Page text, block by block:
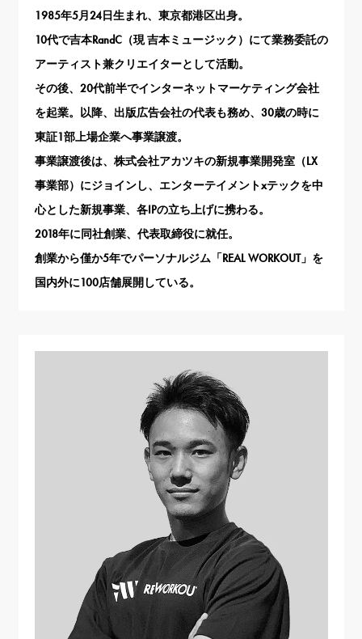
1985年5月24日生まれ、東京都港区出身。
10代で吉本RandC（現 吉本ミュージック）にて業務委託の
アーティスト兼クリエイターとして活動。
その後、20代前半でインターネットマーケティング会社
を起業。以降、出版広告会社の代表も務め、30歳の時に
東証1部上場企業へ事業譲渡。
事業譲渡後は、株式会社アカツキの新規事業開発室（LX
事業部）にジョインし、エンターテイメントxテックを中
心とした新規事業、各IPの立ち上げに携わる。
2018年に同社創業、代表取締役に就任。
創業から僅か5年でパーソナルジム「REAL WORKOUT」を
国内外に100店舗展開している。